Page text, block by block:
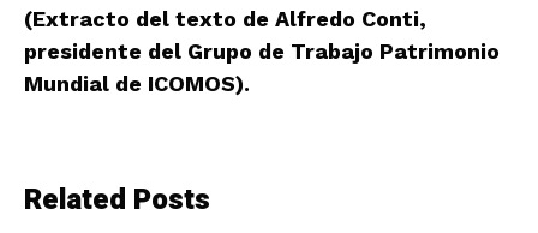
(Extracto del texto de Alfredo Conti,
presidente del Grupo de Trabajo Patrimonio
Mundial de ICOMOS).
Related Posts